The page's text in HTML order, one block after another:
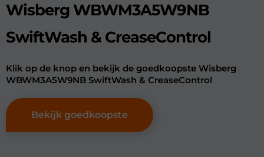
Wisberg WBWM3A5W9NB
SwiftWash & CreaseControl
Klik op de knop en bekijk de goedkoopste Wisberg
WBWM3A5W9NB SwiftWash & CreaseControl
Bekijk goedkoopste